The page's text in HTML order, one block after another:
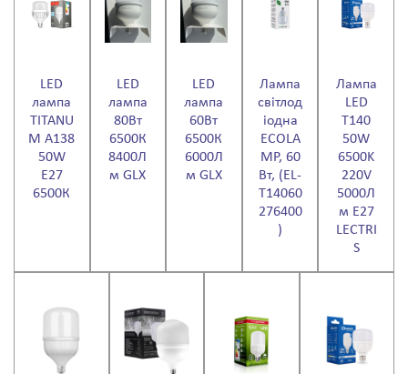
LED
лампа
TITANU
M A138
50W
E27
6500К
LED
лампа
80Вт
6500К
8400Л
м GLX
LED
лампа
60Вт
6500К
6000Л
м GLX
Лампа
світлод
іодна
ECOLA
MP, 60
Вт, (EL-
T14060
276400
)
Лампа
LED
T140
50W
6500K
220V
5000Л
м E27
LECTRI
S